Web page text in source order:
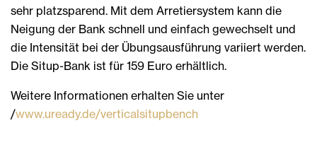
sehr platzsparend. Mit dem Arretiersystem kann die
Neigung der Bank schnell und einfach gewechselt und
die Intensität bei der Übungsausführung variiert werden.
Die Situp-Bank ist für 159 Euro erhältlich.
Weitere Informationen erhalten Sie unter
/www.uready.de/verticalsitupbench